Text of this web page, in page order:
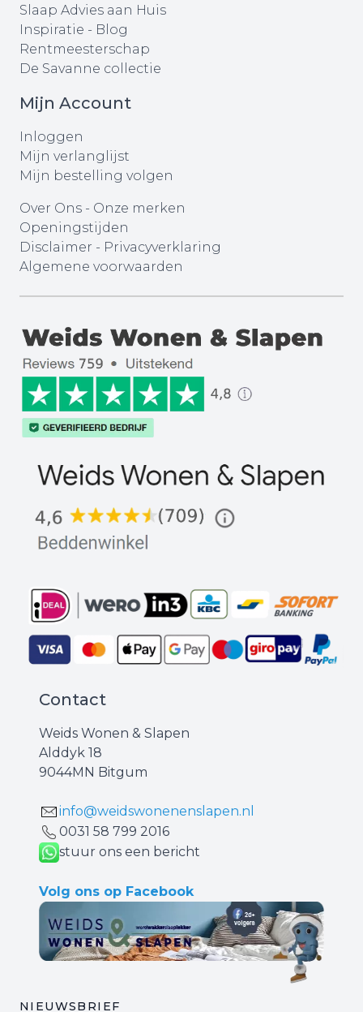
Slaap Advies aan Huis
Inspiratie - Blog
Rentmeesterschap
De Savanne collectie
Mijn Account
Inloggen
Mijn verlanglijst
Mijn bestelling volgen
Over Ons - Onze merken
Openingstijden
Disclaimer - Privacyverklaring
Algemene voorwaarden
Contact
Weids Wonen & Slapen
Alddyk 18
9044MN Bitgum
info@weidswonenenslapen.nl
0031 ‪58 799 2016‬
stuur ons een bericht
Volg ons op Facebook
NIEUWSBRIEF